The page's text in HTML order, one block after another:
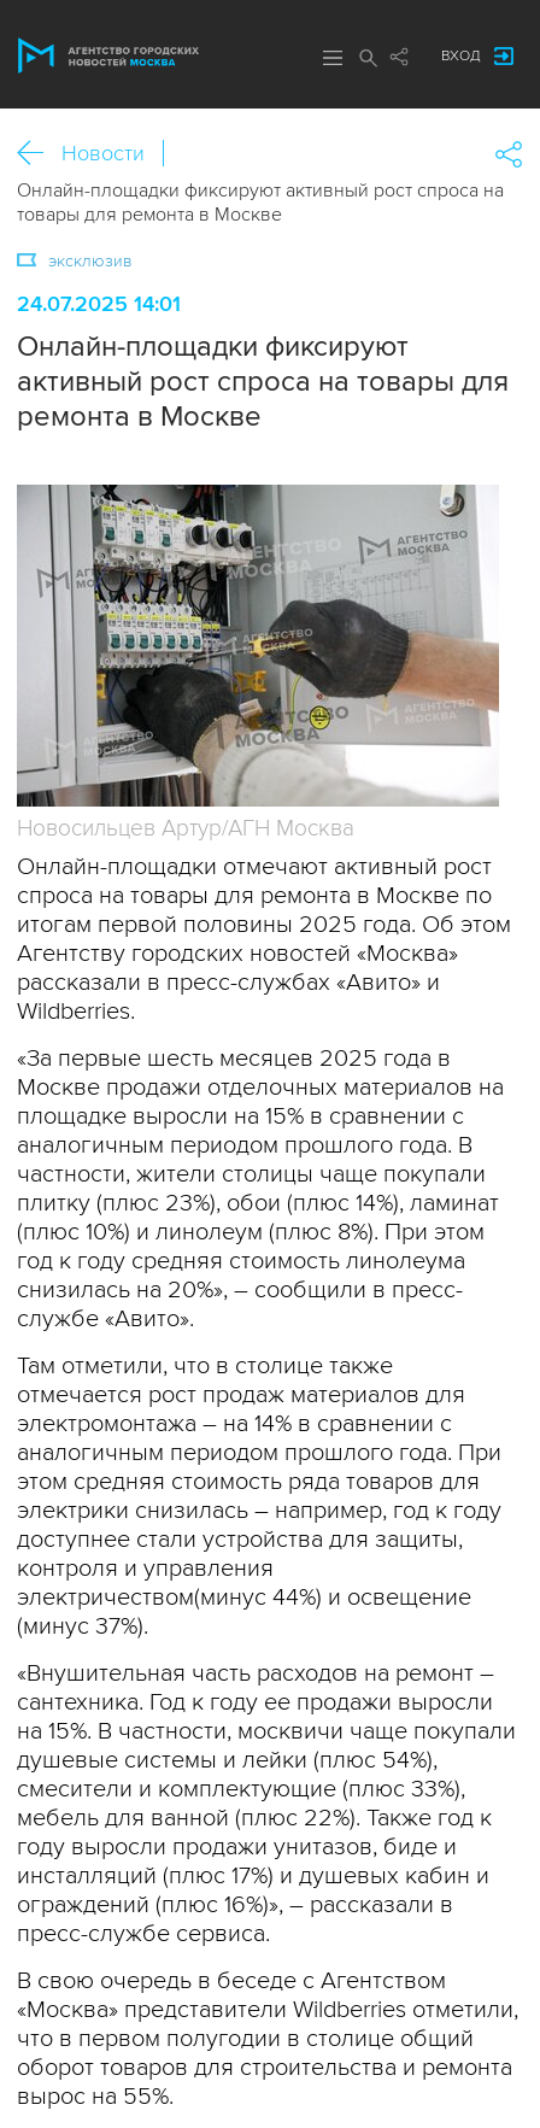
ВХОД
Новости
Онлайн-площадки фиксируют активный рост спроса на
товары для ремонта в Москве
эксклюзив
24.07.2025 14:01
Онлайн-площадки фиксируют
активный рост спроса на товары для
ремонта в Москве
Новосильцев Артур/АГН Москва
Онлайн-площадки отмечают активный рост
спроса на товары для ремонта в Москве по
итогам первой половины 2025 года. Об этом
Агентству городских новостей «Москва»
рассказали в пресс-службах «Авито» и
Wildberries.
«За первые шесть месяцев 2025 года в
Москве продажи отделочных материалов на
площадке выросли на 15% в сравнении с
аналогичным периодом прошлого года. В
частности, жители столицы чаще покупали
плитку (плюс 23%), обои (плюс 14%), ламинат
(плюс 10%) и линолеум (плюс 8%). При этом
год к году средняя стоимость линолеума
снизилась на 20%», – сообщили в пресс-
службе «Авито».
Там отметили, что в столице также
отмечается рост продаж материалов для
электромонтажа – на 14% в сравнении с
аналогичным периодом прошлого года. При
этом средняя стоимость ряда товаров для
электрики снизилась – например, год к году
доступнее стали устройства для защиты,
контроля и управления
электричеством(минус 44%) и освещение
(минус 37%).
«Внушительная часть расходов на ремонт –
сантехника. Год к году ее продажи выросли
на 15%. В частности, москвичи чаще покупали
душевые системы и лейки (плюс 54%),
смесители и комплектующие (плюс 33%),
мебель для ванной (плюс 22%). Также год к
году выросли продажи унитазов, биде и
инсталляций (плюс 17%) и душевых кабин и
ограждений (плюс 16%)», – рассказали в
пресс-службе сервиса.
В свою очередь в беседе с Агентством
«Москва» представители Wildberries отметили,
что в первом полугодии в столице общий
оборот товаров для строительства и ремонта
вырос на 55%.